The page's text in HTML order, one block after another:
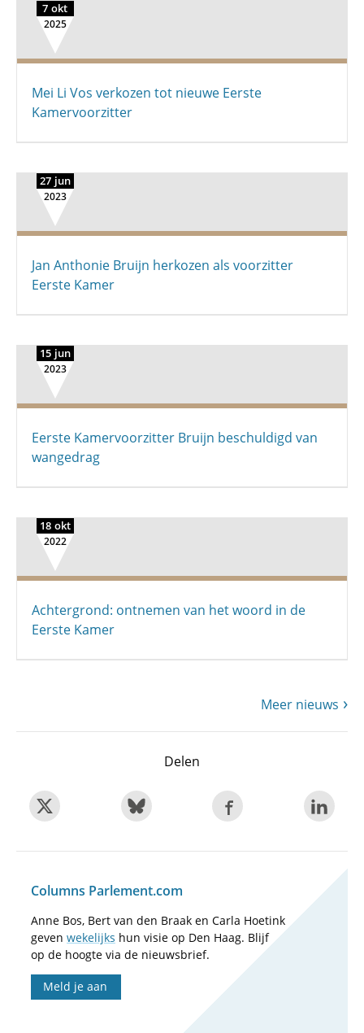
7 okt
2025
Mei Li Vos verkozen tot nieuwe Eerste
Kamervoorzitter
27 jun
2023
Jan Anthonie Bruijn herkozen als voorzitter
Eerste Kamer
15 jun
2023
Eerste Kamervoorzitter Bruijn beschuldigd van
wangedrag
18 okt
2022
Achtergrond: ontnemen van het woord in de
Eerste Kamer
Meer nieuws
Delen
Columns Parlement.com
Anne Bos, Bert van den Braak en Carla Hoetink
geven wekelijks hun visie op Den Haag. Blijf
op de hoogte via de nieuwsbrief.
Meld je aan